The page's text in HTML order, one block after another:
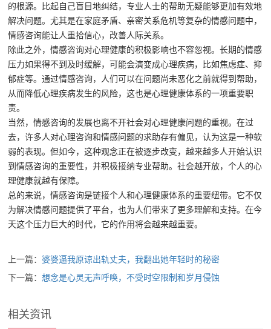
的根源。比起自己盲目地纠结，专业人士的帮助无疑能够更加有效地
解决问题。尤其是在家庭矛盾、亲密关系危机等复杂的情感问题中，
情感咨询能让人重拾信心，改善人际关系。
除此之外，情感咨询对心理健康的积极影响也不容忽视。长期的情感
压力如果得不到及时缓解，可能会演变成心理疾病，比如焦虑症、抑
郁症等。通过情感咨询，人们可以在问题尚未恶化之前就得到帮助，
从而降低心理疾病发生的风险，这也是心理健康体系的一项重要职
责。
当然，情感咨询的发展也离不开社会对心理健康问题的重视。在过
去，许多人对心理咨询和情感问题的求助存有偏见，认为这是一种软
弱的表现。但如今，这种观念正在被逐步改变，越来越多人开始认识
到情感咨询的重要性，并积极接纳专业帮助。社会越开放，个人的心
理健康就越有保障。
总的来说，情感咨询是链接个人和心理健康体系的重要纽带。它不仅
为解决情感问题提供了平台，也为人们带来了更多理解和支持。在今
天这个压力巨大的时代，它的作用将会越来越重要。
上一篇：婆婆逼我原谅出轨丈夫，我翻出她年轻时的秘密
下一篇：想念是心灵无声呼唤，不受时空限制和岁月侵蚀
相关资讯